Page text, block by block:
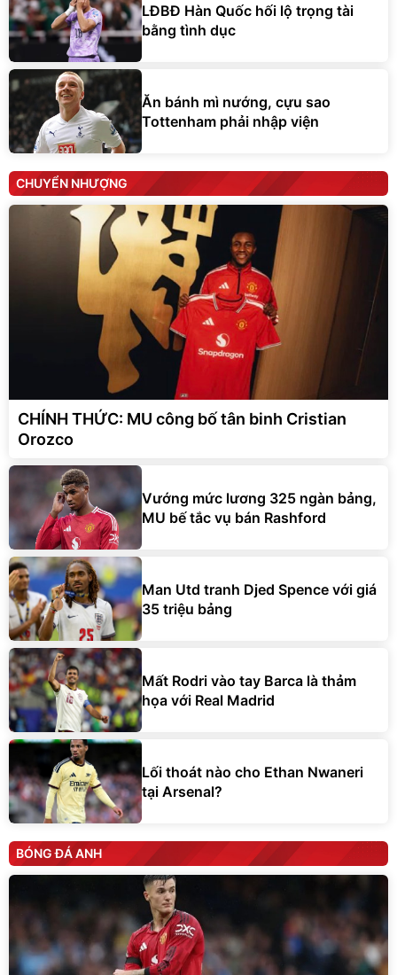
LĐBĐ Hàn Quốc hối lộ trọng tài
bằng tình dục
Ăn bánh mì nướng, cựu sao
Tottenham phải nhập viện
CHUYỂN NHƯỢNG
CHÍNH THỨC: MU công bố tân binh Cristian
Orozco
Vướng mức lương 325 ngàn bảng,
MU bế tắc vụ bán Rashford
Man Utd tranh Djed Spence với giá
35 triệu bảng
Mất Rodri vào tay Barca là thảm
họa với Real Madrid
Lối thoát nào cho Ethan Nwaneri
tại Arsenal?
BÓNG ĐÁ ANH